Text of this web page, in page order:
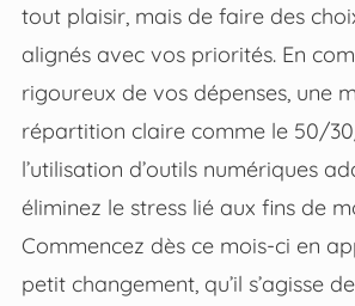
tout plaisir, mais de faire des
alignés avec vos priorités. En
rigoureux de vos dépenses, une
répartition claire comme le 50/
l’utilisation d’outils numériques
éliminez le stress lié aux fins de
Commencez dès ce mois-ci en
petit changement, qu’il s’agisse